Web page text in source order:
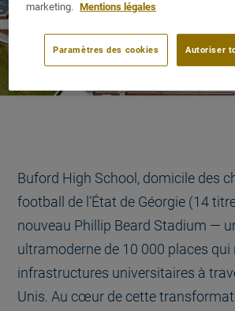
Buford High School, domicile des
football de l’État de Géorgie (14
nouveau Phillip Beard Stadium —
ultramoderne de 10 000 places qui
infrastructures universitaires à
Unis. Au cœur de cette
marketing. Mentions légales
Autoriser
Paramètres des cookies